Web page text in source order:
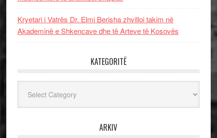
Kryetari i Vatrës Dr. Elmi Berisha zhvilloi takim në
Akademinë e Shkencave dhe të Arteve të Kosovës
KATEGORITË
ARKIV